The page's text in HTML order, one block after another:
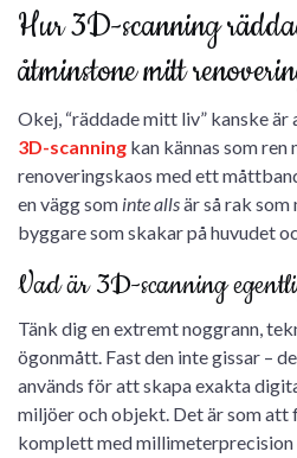
Hur 3D-scanning
åtminstone mitt
Okej, “räddade mitt liv” kanske
3D-scanning kan kännas som
renoveringskaos med ett
en vägg som inte allsär så rak som
byggare som skakar på huvudet
Vad är 3D-scanning
Tänk dig en extremt noggrann,
ögonmått. Fast den inte gissar –
används för att skapa exakta
miljöer och objekt. Det är som att
komplett med